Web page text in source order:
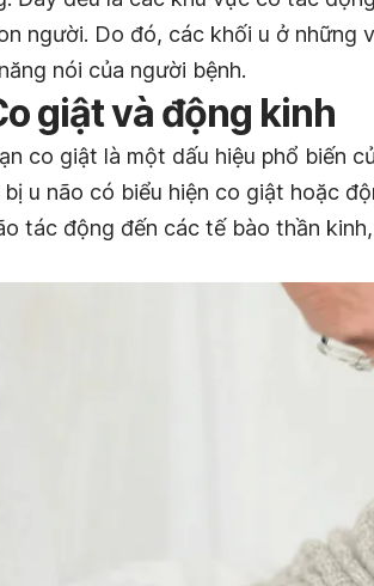
người. Do đó, các khối u ở những
nói của người bệnh.
giật và động kinh
co giật là một dấu hiệu phổ biến
u não có biểu hiện co giật hoặc
tác động đến các tế bào thần